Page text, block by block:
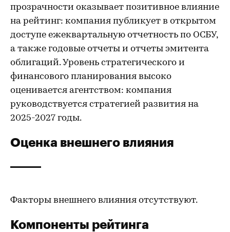
прозрачности оказывает позитивное влияние
на рейтинг: компания публикует в открытом
доступе ежеквартальную отчетность по ОСБУ,
а также годовые отчеты и отчеты эмитента
облигаций. Уровень стратегического и
финансового планирования высоко
оценивается агентством: компания
руководствуется стратегией развития на
2025-2027 годы.
Оценка внешнего влияния
Факторы внешнего влияния отсутствуют.
Компоненты рейтинга